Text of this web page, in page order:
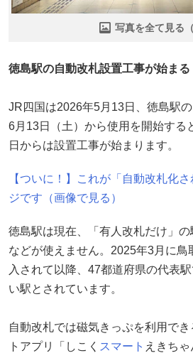
写真を全て見る（
徳島駅の自動改札設置工事が始まる
JR四国は2026年5月13日、徳島駅の
6月13日（土）から使用を開始する
日からは設置工事が始まります。
【ついに！】これが「自動改札化
ジです（画像で見る）
徳島駅は現在、「有人改札だけ」
などが使えません。2025年3月に鳥
入されて以降、47都道府県の代表
い駅とされています。
自動改札では磁気きっぷを利用で
トアプリ「しこく スマート えきち